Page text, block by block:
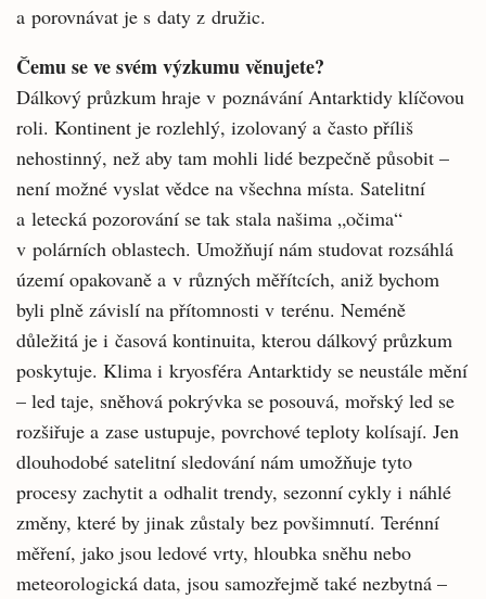
a porovnávat je s daty z družic.
Čemu se ve svém výzkumu věnujete?
Dálkový průzkum hraje v poznávání Antarktidy klíčovou
roli. Kontinent je rozlehlý, izolovaný a často příliš
nehostinný, než aby tam mohli lidé bezpečně působit –
není možné vyslat vědce na všechna místa. Satelitní
a letecká pozorování se tak stala našima „očima“
v polárních oblastech. Umožňují nám studovat rozsáhlá
území opakovaně a v různých měřítcích, aniž bychom
byli plně závislí na přítomnosti v terénu. Neméně
důležitá je i časová kontinuita, kterou dálkový průzkum
poskytuje. Klima i kryosféra Antarktidy se neustále mění
– led taje, sněhová pokrývka se posouvá, mořský led se
rozšiřuje a zase ustupuje, povrchové teploty kolísají. Jen
dlouhodobé satelitní sledování nám umožňuje tyto
procesy zachytit a odhalit trendy, sezonní cykly i náhlé
změny, které by jinak zůstaly bez povšimnutí. Terénní
měření, jako jsou ledové vrty, hloubka sněhu nebo
meteorologická data, jsou samozřejmě také nezbytná –